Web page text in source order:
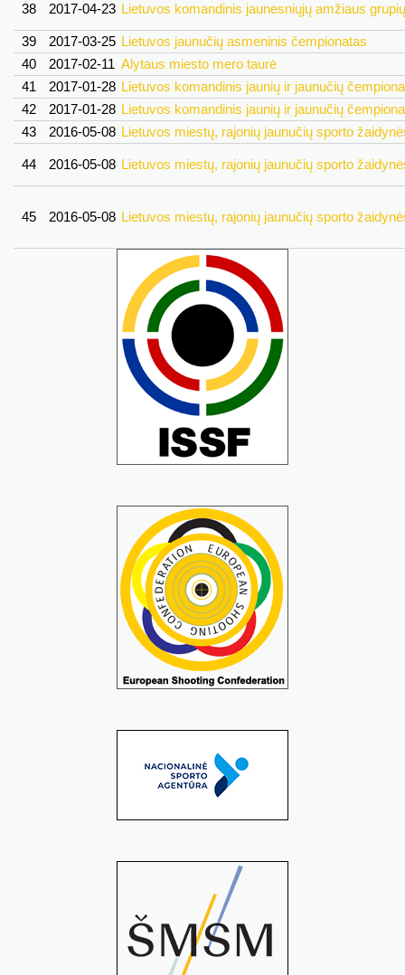
38 2017-04-23 Lietuvos komandinis jaunesniųjų amžiaus
39 2017-03-25 Lietuvos jaunučių asmeninis čempionatas
40
2017-02-11 Alytaus miesto mero taurė
41
2017-01-28 Lietuvos komandinis jaunių ir jaunučių
42
2017-01-28 Lietuvos komandinis jaunių ir jaunučių
43
2016-05-08 Lietuvos miestų, rajonių jaunučių sporto
44 2016-05-08 Lietuvos miestų, rajonių jaunučių sporto
45 2016-05-08 Lietuvos miestų, rajonių jaunučių sporto